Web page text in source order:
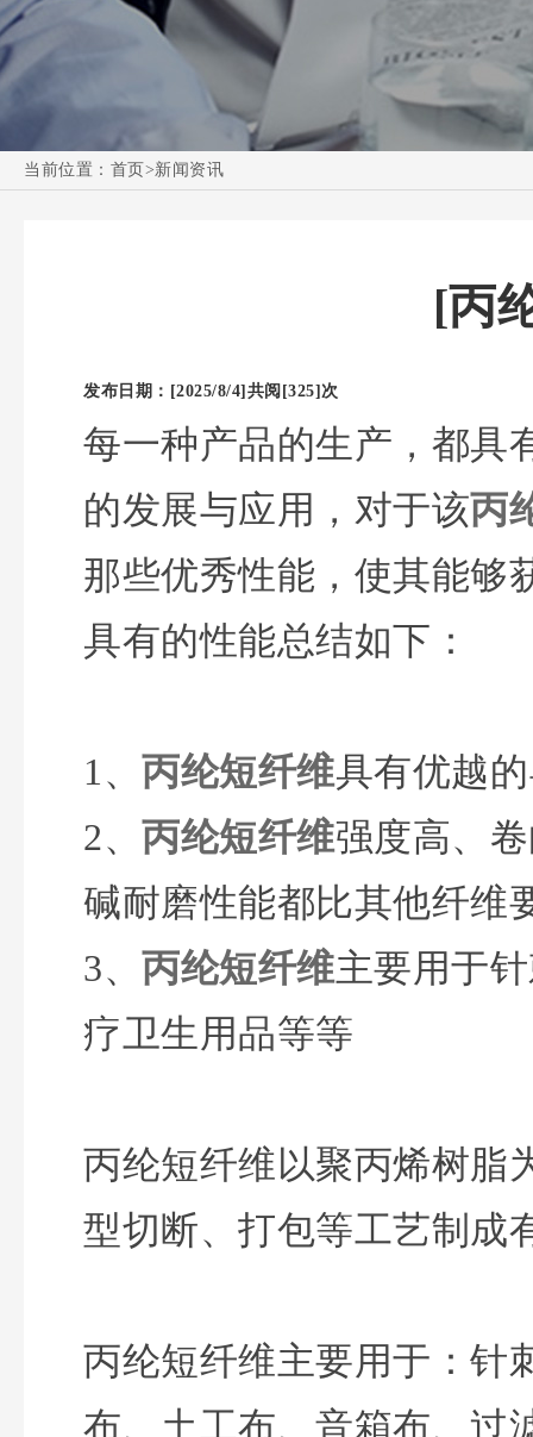
当前位置： 首页 >新闻资讯
[丙
发布日期：[2025/8/4] 共阅[325]次
每一种产品的生产，都具
的发展与应用，对于该丙
那些优秀性能，使其能够
具有的性能总结如下：
1、 丙纶短纤维具有优越
2、 丙纶短纤维强度高、
碱耐磨性能都比其他纤维
3、 丙纶短纤维主要用于
疗卫生用品等等
丙纶短纤维以聚丙烯树脂
型切断、打包等工艺制成
丙纶短纤维主要用于：针
布、土工布、音箱布、过